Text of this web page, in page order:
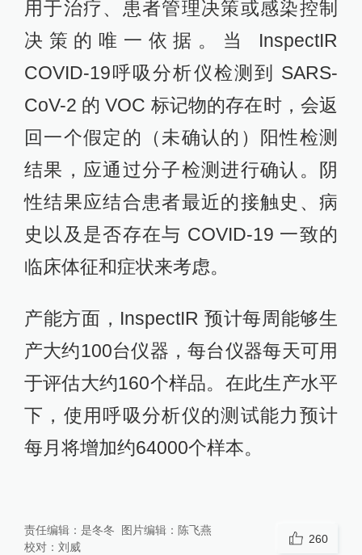
用于治疗、患者管理决策或感染控制
决策的唯一依据。当 InspectIR
COVID-19呼吸分析仪检测到 SARS-
CoV-2 的 VOC 标记物的存在时，会返
回一个假定的（未确认的）阳性检测
结果，应通过分子检测进行确认。阴
性结果应结合患者最近的接触史、病
史以及是否存在与 COVID-19 一致的
临床体征和症状来考虑。
产能方面，InspectIR 预计每周能够生
产大约100台仪器，每台仪器每天可用
于评估大约160个样品。在此生产水平
下，使用呼吸分析仪的测试能力预计
每月将增加约64000个样本。
责任编辑： 是冬冬 图片编辑： 陈飞燕
校对： 刘威
260